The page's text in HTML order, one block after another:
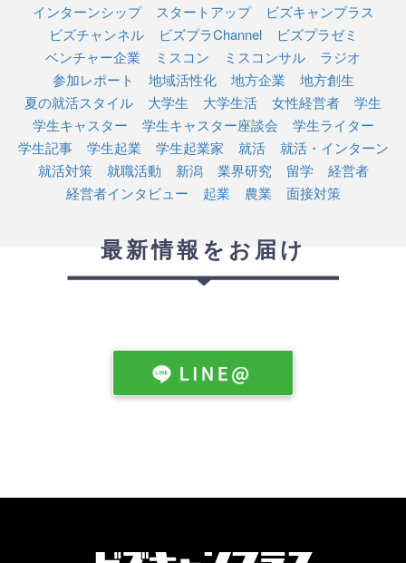
インターンシップ
スタートアップ
ビズキャンプラス
ビズチャンネル
ビズプラChannel
ビズプラゼミ
ベンチャー企業
ミスコン ミスコンサル
ラジオ
参加レポート
地域活性化 地方企業
地方創生
夏の就活スタイル
大学生 大学生活 女性経営者
学生
学生キャスター
学生キャスター座談会
学生ライター
学生記事
学生起業 学生起業家 就活
就活・インターン
就活対策
就職活動 新潟 業界研究 留学
経営者
経営者インタビュー
起業 農業 面接対策
最新情報をお届け